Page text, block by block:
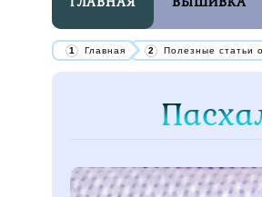
Главная Полезные статьи